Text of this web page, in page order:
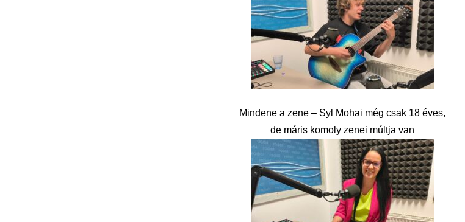
Mindene a zene – Syl Mohai még csak 18 éves,
de máris komoly zenei múltja van